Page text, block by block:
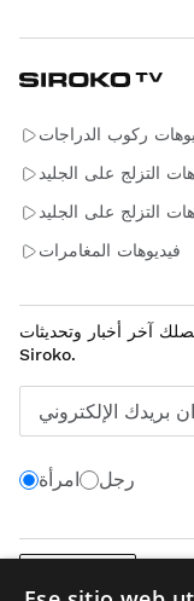
ركوب الدراجات
التزلج على الجليد
التزلج على الجليد
فيديوهات المغامرات
آخر أخبار وتحديثات
Siroko.
بريدك الإلكتروني
امرأة رجل